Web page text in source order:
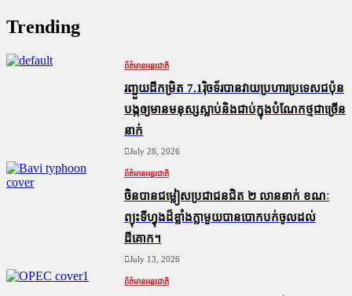
Trending
ព័ត៌មានអន្តរជាតិ
រញ្ជួយដីកម្រិត​ 7.1រ៉ិចទ័របានវាយប្រហារប្រទេសជប៉ុន
បង្កឲ្យមានមនុស្សស្លាប់​និង​ជាប់ក្នុងបំណែកថ្មជាច្រើន
នាក់
July 28, 2026
ព័ត៌មានអន្តរជាតិ
ចិនបានជម្លៀសប្រជាជនជិត ២ លាននាក់ ខណៈ
ព្យុះទីហ្វុងដ៏ខ្លាំងក្លាមួយបានបោកបក់ចូលដល់
ដីគោក។
July 13, 2026
ព័ត៌មានអន្តរជាតិ